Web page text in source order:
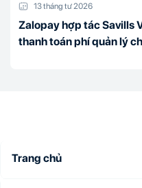
13 tháng tư 2026
Zalopay hợp tác Savills
thanh toán phí quản lý
Trang chủ